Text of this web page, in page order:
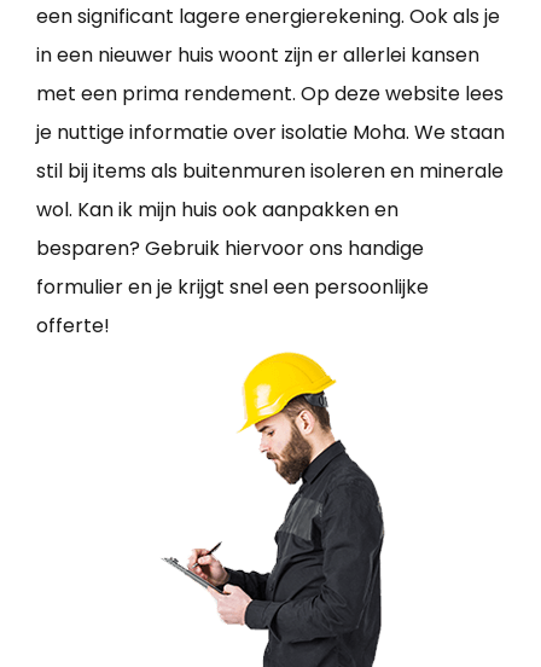
een significant lagere energierekening. Ook als je
in een nieuwer huis woont zijn er allerlei kansen
met een prima rendement. Op deze website lees
je nuttige informatie over isolatie Moha. We staan
stil bij items als buitenmuren isoleren en minerale
wol. Kan ik mijn huis ook aanpakken en
besparen? Gebruik hiervoor ons handige
formulier en je krijgt snel een persoonlijke
offerte!